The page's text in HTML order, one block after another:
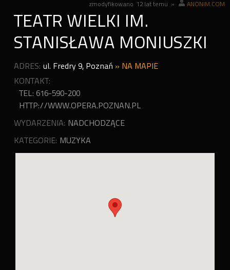
zmodyfikowano 12 lat temu » ANONIM.COM
TEATR WIELKI IM.
STANISŁAWA MONIUSZKI
ADRES: ul. Fredry 9, Poznań » NA MAPIE
KONTAKT:
TEL: 616-590-200
HTTP://WWW.OPERA.POZNAN.PL
WYDARZENIA: NADCHODZĄCE
KATEGORIE: MUZYKA